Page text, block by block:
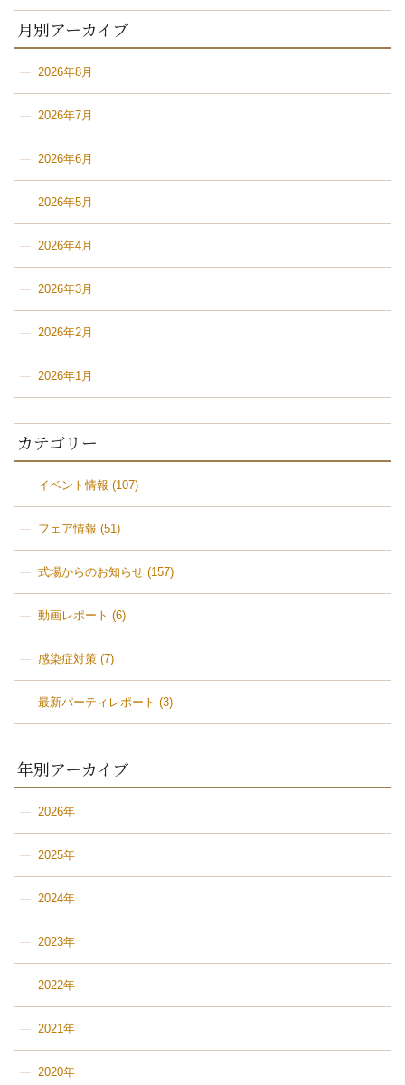
月別アーカイブ
2026年8月
2026年7月
2026年6月
2026年5月
2026年4月
2026年3月
2026年2月
2026年1月
カテゴリー
イベント情報 (107)
フェア情報 (51)
式場からのお知らせ(157)
動画レポート (6)
感染症対策(7)
最新パーティレポート (3)
年別アーカイブ
2026年
2025年
2024年
2023年
2022年
2021年
2020年